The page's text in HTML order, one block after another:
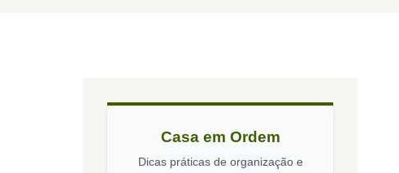
Casa em Ordem
Dicas práticas de organização e